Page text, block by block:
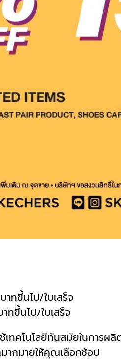
ทขึ้นไป/ใบเสร็จ
ทขึ้นไป/ใบเสร็จ
ทคโนโลยีทันสมัยในการผ
มากมายให้คุณเลือกช้อป